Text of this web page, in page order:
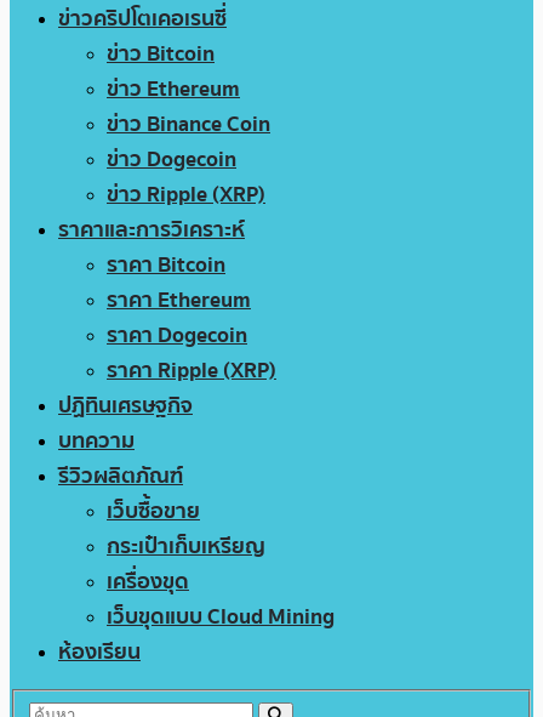
ข่าวคริปโตเคอเรนซี่
ข่าว Bitcoin
ข่าว Ethereum
ข่าว Binance Coin
ข่าว Dogecoin
ข่าว Ripple (XRP)
ราคาและการวิเคราะห์
ราคา Bitcoin
ราคา Ethereum
ราคา Dogecoin
ราคา Ripple (XRP)
ปฏิทินเศรษฐกิจ
บทความ
รีวิวผลิตภัณฑ์
เว็บซื้อขาย
กระเป๋าเก็บเหรียญ
เครื่องขุด
เว็บขุดแบบ Cloud Mining
ห้องเรียน